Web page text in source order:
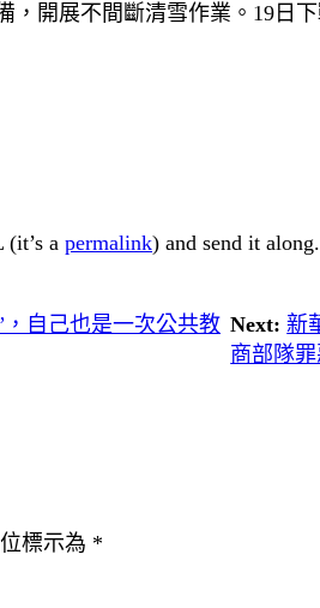
，開展不間斷清雪作業。19日
a permalink) and send it
自己也是一次公共教 Next: 新
商部隊
標示為 *